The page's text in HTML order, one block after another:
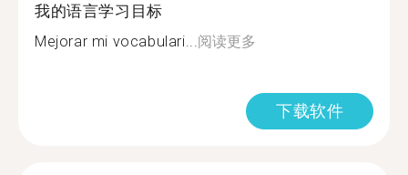
我的语言学习目标
Mejorar mi vocabulari... 阅读更多
下载软件